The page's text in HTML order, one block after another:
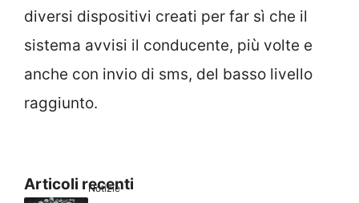
diversi dispositivi creati per far sì che il
sistema avvisi il conducente, più volte e
anche con invio di sms, del basso livello
raggiunto.
Articoli recenti
Notizie